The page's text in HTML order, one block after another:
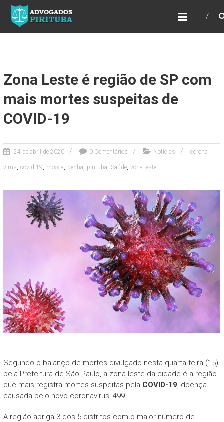
ADVOGADOS PIRITUBA
Precisando de advogado? Entre em contato!
Fazemos toda a assessoria que você
Zona Leste é região de SP com
mais mortes suspeitas de
COVID-19
24 de abril de 2020 0 Comentários Notícias corona
virus, covid-19, mooca, penha, pirituba, Saúde, zona leste
Segundo o balanço de mortes divulgado nesta quarta-feira (15)
pela Prefeitura de São Paulo, a zona leste da cidade é a região
que mais registra mortes suspeitas pela COVID-19, doença
causada pelo novo coronavírus: 499.
A região abriga 3 dos 5 distritos com o maior número de